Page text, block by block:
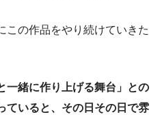
この作品をやり続けていきた
一緒に作り上げる舞台」との
ていると、その日その日で雰